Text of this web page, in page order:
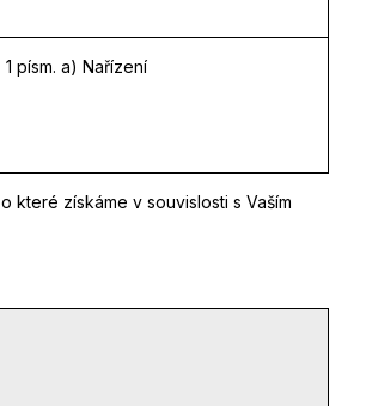
písm. a) Nařízení
získáme v souvislosti s Vaším